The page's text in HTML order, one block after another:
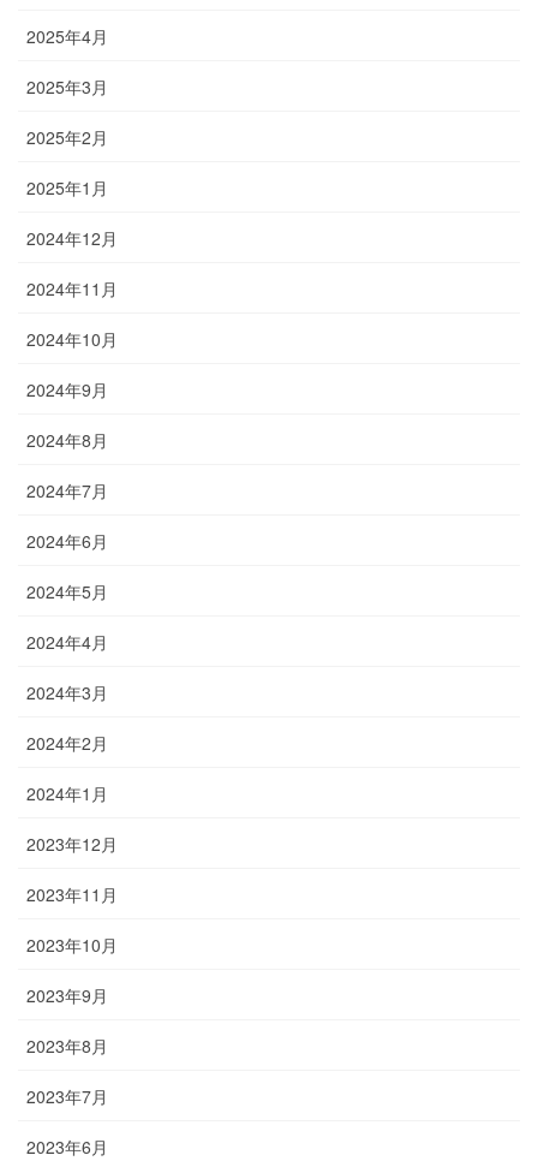
2025年4月
2025年3月
2025年2月
2025年1月
2024年12月
2024年11月
2024年10月
2024年9月
2024年8月
2024年7月
2024年6月
2024年5月
2024年4月
2024年3月
2024年2月
2024年1月
2023年12月
2023年11月
2023年10月
2023年9月
2023年8月
2023年7月
2023年6月